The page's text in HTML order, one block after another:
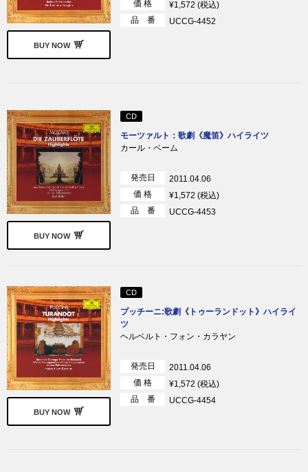
BUY NOW
価 格
¥1,572 (税込)
品 番
UCCG-4452
BUY NOW
CD
モーツァルト：歌劇《魔笛》ハイライツ
カール・ベーム
発売日
2011.04.06
価 格
¥1,572 (税込)
品 番
UCCG-4453
BUY NOW
CD
プッチーニ:歌劇《トゥーランドット》ハイライ
ツ
ヘルベルト・フォン・カラヤン
発売日
2011.04.06
価 格
¥1,572 (税込)
品 番
UCCG-4454